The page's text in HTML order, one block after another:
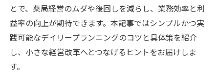
とで、薬局経営のムダや後回しを減らし、業務効率と利
益率の向上が期待できます。本記事ではシンプルかつ実
践可能なデイリープランニングのコツと具体策を紹介
し、小さな経営改革へとつなげるヒントをお届けしま
す。